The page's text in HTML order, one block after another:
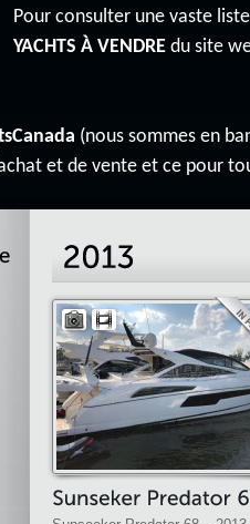
Pour consulter une vaste
YACHTS À VENDRE du site
(nous sommes en
et de vente et ce pour